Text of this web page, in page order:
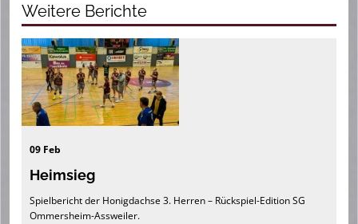
Weitere Berichte
09 Feb
Heimsieg
Spielbericht der Honigdachse 3. Herren – Rückspiel-Edition SG
Ommersheim-Assweiler.